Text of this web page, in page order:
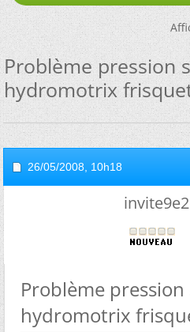
Problème pression
hydromotrix
26/05/2008, 10h18
Problème
hydromotrix